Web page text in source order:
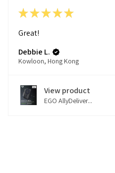
★★★★★
Great!
Debbie L.
Kowloon, Hong Kong
View product
EGO AllyDeliver...